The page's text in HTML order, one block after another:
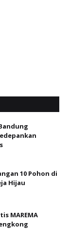
10 Pohon di
Hijau
MAREMA